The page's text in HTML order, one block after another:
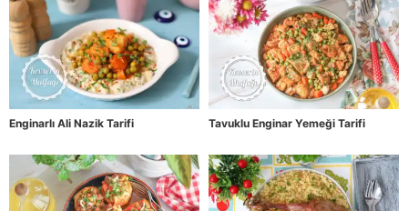
Enginarlı Ali Nazik Tarifi Tavuklu Enginar Yemeği Tarifi